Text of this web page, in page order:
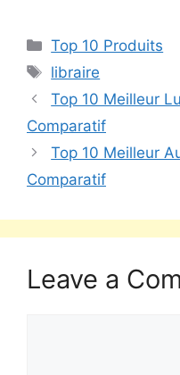
Top 10 Produits
libraire
Top 10 Meilleur
Comparatif
Top 10 Meilleur
Comparatif
Leave a